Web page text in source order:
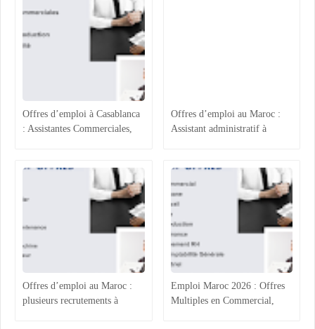
Offres d’emploi à Casablanca
: Assistantes Commerciales,
Qualité
Offres d’emploi au Maroc :
Assistant administratif à
Commerciaux à Rabat-Salé et
Assistant RH à Agadir
Offres d’emploi au Maroc :
plusieurs recrutements à
Emploi Maroc 2026 : Offres
Multiples en Commercial,